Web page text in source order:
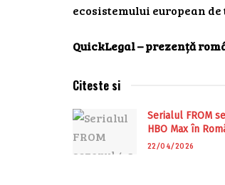
ecosistemului european
QuickLegal – prezență
Citeste si
Serialul FROM
HBO Max în
22/04/2026